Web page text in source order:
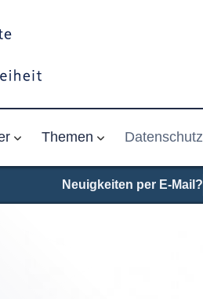
Themen Datenschutz
Neuigkeiten per E-Mail?